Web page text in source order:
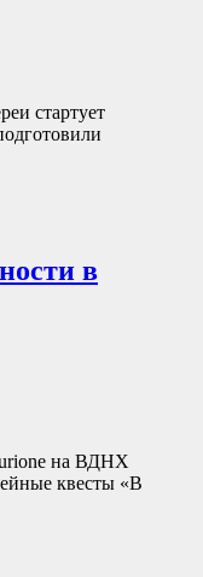
стартует
в
на ВДНХ
квесты «В